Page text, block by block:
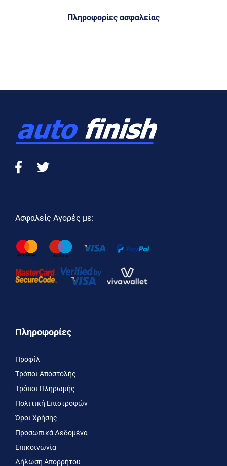
Πληροφορίες ασφαλείας
Ασφαλείς Αγορές με:
Πληροφορίες
Προφίλ
Τρόποι Αποστολής
Τρόποι Πληρωμής
Πολιτική Επιστροφών
Όροι Χρήσης
Προσωπικά Δεδομένα
Επικοινωνία
Δήλωση Απορρήτου